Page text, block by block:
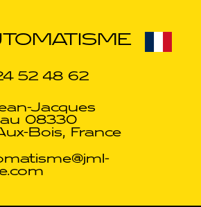
52 48 62
Jacques
08330
Bois, France